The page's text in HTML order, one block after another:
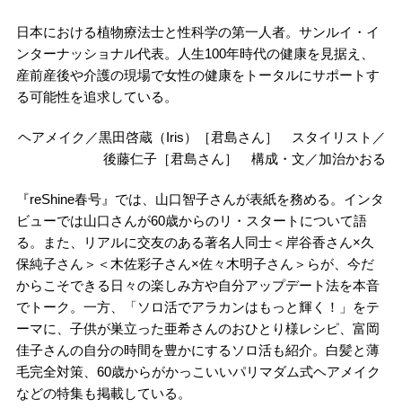
日本における植物療法士と性科学の第一人者。サンルイ・イ
ンターナッショナル代表。人生100年時代の健康を見据え、
産前産後や介護の現場で女性の健康をトータルにサポートす
る可能性を追求している。
ヘアメイク／黒田啓蔵（Iris）［君島さん］ スタイリスト／
後藤仁子［君島さん］ 構成・文／加治かおる
『reShine春号』では、山口智子さんが表紙を務める。インタ
ビューでは山口さんが60歳からのリ・スタートについて語
る。また、リアルに交友のある著名人同士＜岸谷香さん×久
保純子さん＞＜木佐彩子さん×佐々木明子さん＞らが、今だ
からこそできる日々の楽しみ方や自分アップデート法を本音
でトーク。一方、「ソロ活でアラカンはもっと輝く！」をテ
ーマに、子供が巣立った亜希さんのおひとり様レシピ、富岡
佳子さんの自分の時間を豊かにするソロ活も紹介。白髪と薄
毛完全対策、60歳からがかっこいいパリマダム式ヘアメイク
などの特集も掲載している。